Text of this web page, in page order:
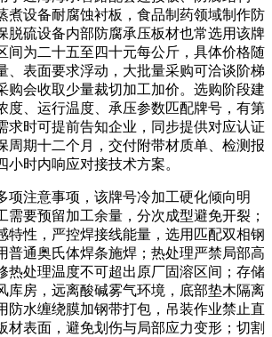
煮设备耐腐蚀衬板，食品制药领域制作防
脱硫设备内部防腐承压板材也常选用该牌
间为二十五至四十元每公斤，具体价格随
、表面要求浮动，大批量采购可洽谈阶梯
购会收取少量裁切加工加价。选购阶段建
度、运行温度、承压参数匹配牌号，有第
求时可提前告知企业，同步提供对应认证
周期十二个月，交付附带材质单、检测报
小时内响应对接技术方案。
项注意事项，该牌号冷加工硬化倾向明
需要预留加工余量，分次成型避免开裂；
特性，严控焊接线能量，选用匹配双相钢
普通奥氏体焊条施焊；热处理严禁局部高
热处理温度不可超出原厂固溶区间；存储
库房，远离酸碱雾气环境，底部垫木隔离
防水缠绕膜加钢带打包，吊装作业禁止直
材表面，避免划伤与局部应力变形；切割